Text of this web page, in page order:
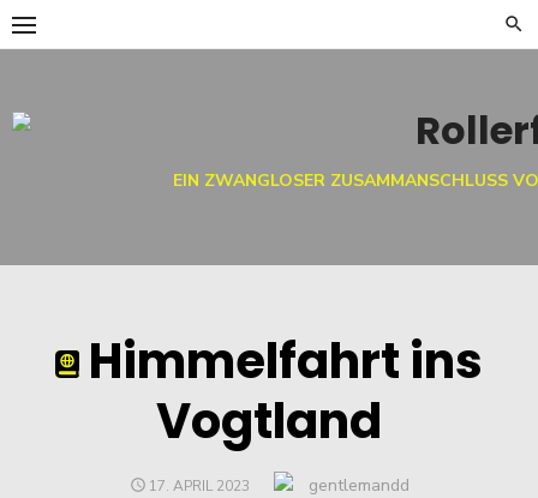
Skip
to
EIN ZWANGLOSER ZUSAMMANSCHLUSS
Himmelfahrt ins
Vogtland
POSTED
17. APRIL 2023 Author
gentlemandd